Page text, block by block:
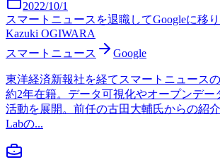
2022/10/1
スマートニュースを退職してGoogleに移
Kazuki OGIWARA
スマートニュース
Google
東洋経済新報社を経てスマートニュース
約2年在籍。データ可視化やオープンデー
活動を展開。前任の古田大輔氏からの紹
Labの...